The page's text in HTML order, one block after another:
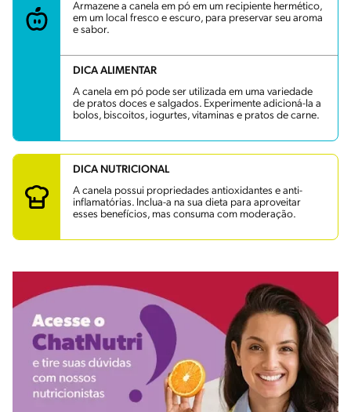
Armazene a canela em pó em um recipiente hermético,
em um local fresco e escuro, para preservar seu aroma
e sabor.
DICA ALIMENTAR
A canela em pó pode ser utilizada em uma variedade
de pratos doces e salgados. Experimente adicioná-la a
bolos, biscoitos, iogurtes, vitaminas e pratos de carne.
DICA NUTRICIONAL
A canela possui propriedades antioxidantes e anti-
inflamatórias. Inclua-a na sua dieta para aproveitar
esses benefícios, mas consuma com moderação.